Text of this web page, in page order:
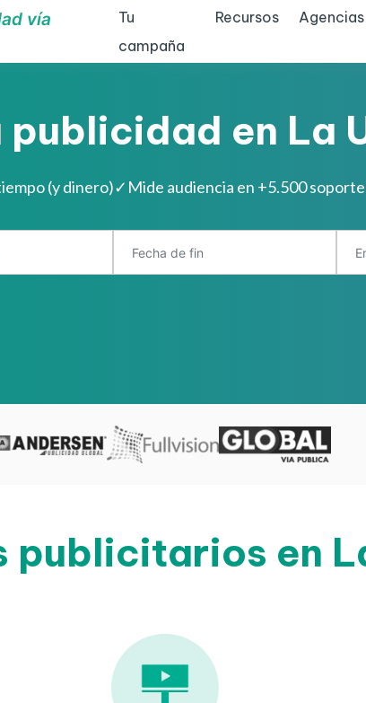
vía
Tu
campaña
Recursos Agencias
en La
(y dinero)✓ Mide audiencia en +5.500
publicitarios en